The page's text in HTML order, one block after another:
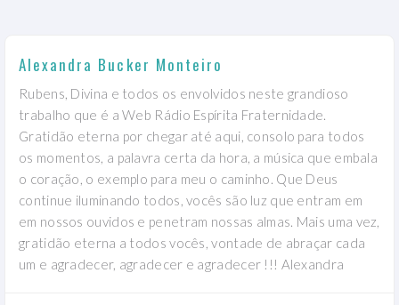
Alexandra Bucker Monteiro
Rubens, Divina e todos os envolvidos neste grandioso
trabalho que é a Web Rádio Espírita Fraternidade.
Gratidão eterna por chegar até aqui, consolo para todos
os momentos, a palavra certa da hora, a música que embala
o coração, o exemplo para meu o caminho. Que Deus
continue iluminando todos, vocês são luz que entram em
em nossos ouvidos e penetram nossas almas. Mais uma vez,
gratidão eterna a todos vocês, vontade de abraçar cada
um e agradecer, agradecer e agradecer !!! Alexandra